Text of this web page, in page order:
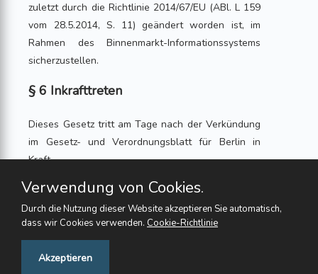
zuletzt durch die Richtlinie 2014/67/EU (ABl. L 159
vom 28.5.2014, S. 11) geändert worden ist, im
Rahmen des Binnenmarkt-Informationssystems
sicherzustellen.
§ 6 Inkrafttreten
Dieses Gesetz tritt am Tage nach der Verkündung
im Gesetz- und Verordnungsblatt für Berlin in
Kraft.
Der Präsident des Abgeordnetenhauses von Berlin
Das vorstehende Gesetz wird hiermit verkündet.
Verwendung von Cookies.
Durch die Nutzung dieser Website akzeptieren Sie automatisch,
dass wir Cookies verwenden. Cookie-Richtlinie
Akzeptieren